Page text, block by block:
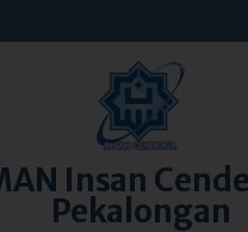
Insan
Pekalongan